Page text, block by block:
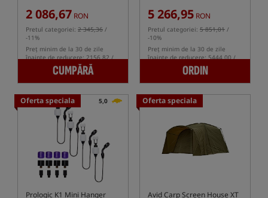
2 086,67 RON
Pretul categoriei: 2 345,36 /
-11%
Preț minim de la 30 de zile
înainte de reducere: 2156.82 /
CUMPĂRĂ
5 266,95 RON
Pretul categoriei: 5 851,01 /
-10%
Preț minim de la 30 de zile
înainte de reducere: 5444.00 /
ORDIN
Oferta speciala 5,0
Prologic K1 Mini Hanger
Oferta speciala
Avid Carp Screen House XT